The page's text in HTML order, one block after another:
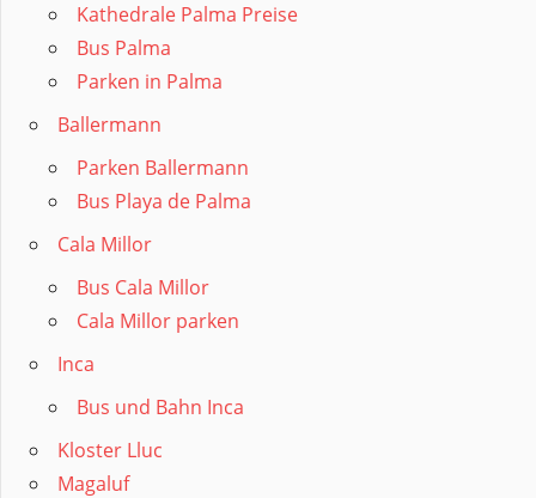
Kathedrale Palma Preise
Bus Palma
Parken in Palma
Ballermann
Parken Ballermann
Bus Playa de Palma
Cala Millor
Bus Cala Millor
Cala Millor parken
Inca
Bus und Bahn Inca
Kloster Lluc
Magaluf